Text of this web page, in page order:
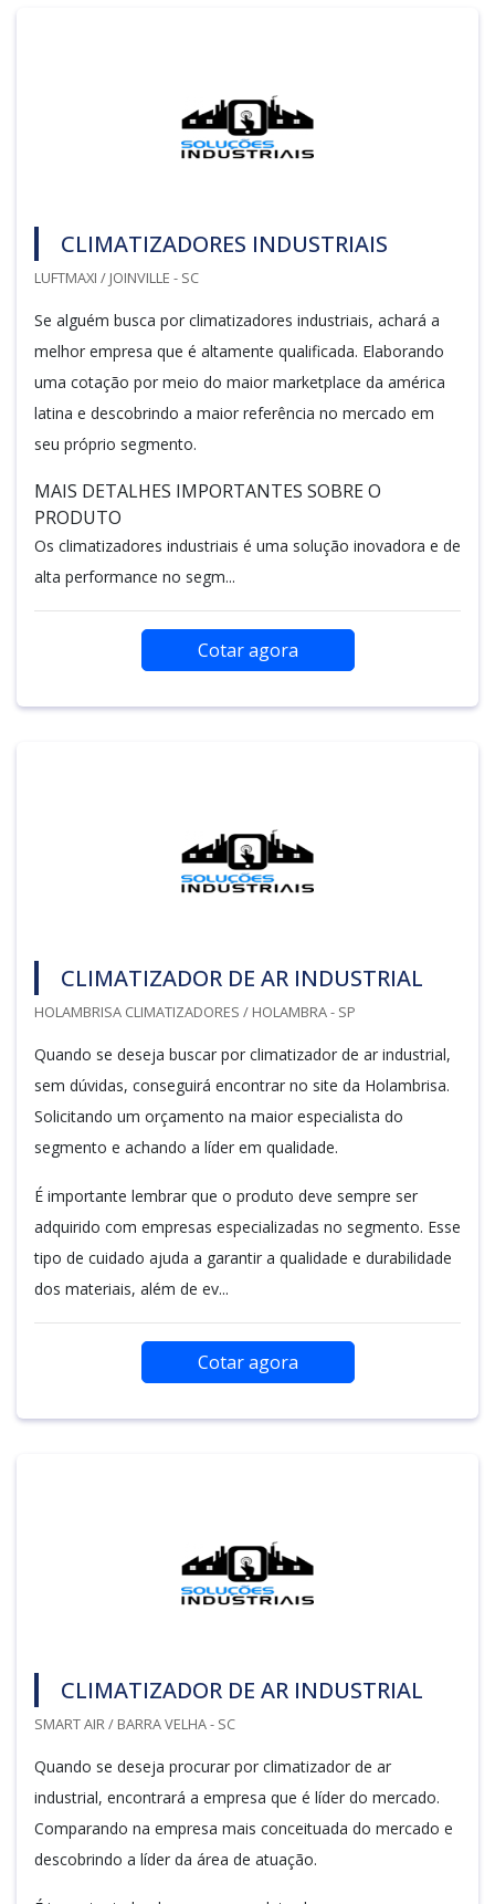
CLIMATIZADORES INDUSTRIAIS
LUFTMAXI / JOINVILLE - SC
Se alguém busca por climatizadores industriais, achará a
melhor empresa que é altamente qualificada. Elaborando
uma cotação por meio do maior marketplace da américa
latina e descobrindo a maior referência no mercado em
seu próprio segmento.
MAIS DETALHES IMPORTANTES SOBRE O
PRODUTO
Os climatizadores industriais é uma solução inovadora e de
alta performance no segm...
Cotar agora
CLIMATIZADOR DE AR INDUSTRIAL
HOLAMBRISA CLIMATIZADORES / HOLAMBRA - SP
Quando se deseja buscar por climatizador de ar industrial,
sem dúvidas, conseguirá encontrar no site da Holambrisa.
Solicitando um orçamento na maior especialista do
segmento e achando a líder em qualidade.
É importante lembrar que o produto deve sempre ser
adquirido com empresas especializadas no segmento. Esse
tipo de cuidado ajuda a garantir a qualidade e durabilidade
dos materiais, além de ev...
Cotar agora
CLIMATIZADOR DE AR INDUSTRIAL
SMART AIR / BARRA VELHA - SC
Quando se deseja procurar por climatizador de ar
industrial, encontrará a empresa que é líder do mercado.
Comparando na empresa mais conceituada do mercado e
descobrindo a líder da área de atuação.